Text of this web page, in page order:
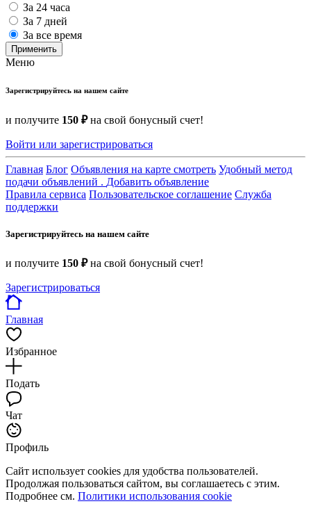
За 24 часа
За 7 дней
За все время
Применить
Меню
Зарегистрируйтесь на нашем сайте
и получите 150 ₽на свой бонусный счет!
Войти или зарегистрироваться
Главная Блог Объявления на карте смотреть Удобный метод
подачи объявлений . Добавить объявление
Правила сервиса Пользовательское соглашение Служба
поддержки
Зарегистрируйтесь на нашем сайте
и получите 150 ₽на свой бонусный счет!
Зарегистрироваться
Главная
Избранное
Подать
Чат
Профиль
Сайт использует cookies для удобства пользователей.
Продолжая пользоваться сайтом, вы соглашаетесь с этим.
Подробнее см. Политики использования cookie